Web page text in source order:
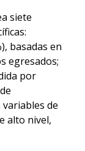
siete
basadas en
egresados;
por
de
alto nivel,